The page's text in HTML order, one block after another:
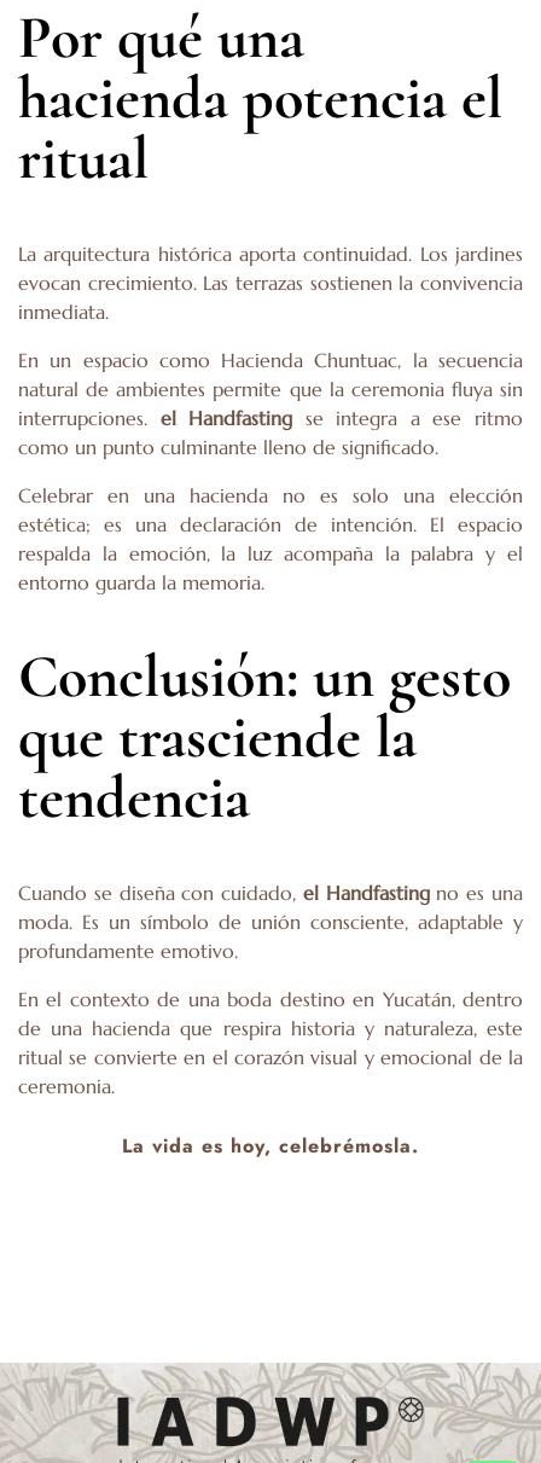
Por qué una
hacienda potencia el
ritual
La arquitectura histórica aporta continuidad. Los jardines
evocan crecimiento. Las terrazas sostienen la convivencia
inmediata.
En un espacio como Hacienda Chuntuac, la secuencia
natural de ambientes permite que la ceremonia fluya sin
interrupciones. el Handfasting se integra a ese ritmo
como un punto culminante lleno de significado.
Celebrar en una hacienda no es solo una elección
estética; es una declaración de intención. El espacio
respalda la emoción, la luz acompaña la palabra y el
entorno guarda la memoria.
Conclusión: un gesto
que trasciende la
tendencia
Cuando se diseña con cuidado, el Handfastingno es una
moda. Es un símbolo de unión consciente, adaptable y
profundamente emotivo.
En el contexto de una boda destino en Yucatán, dentro
de una hacienda que respira historia y naturaleza, este
ritual se convierte en el corazón visual y emocional de la
ceremonia.
La vida es hoy, celebrémosla.